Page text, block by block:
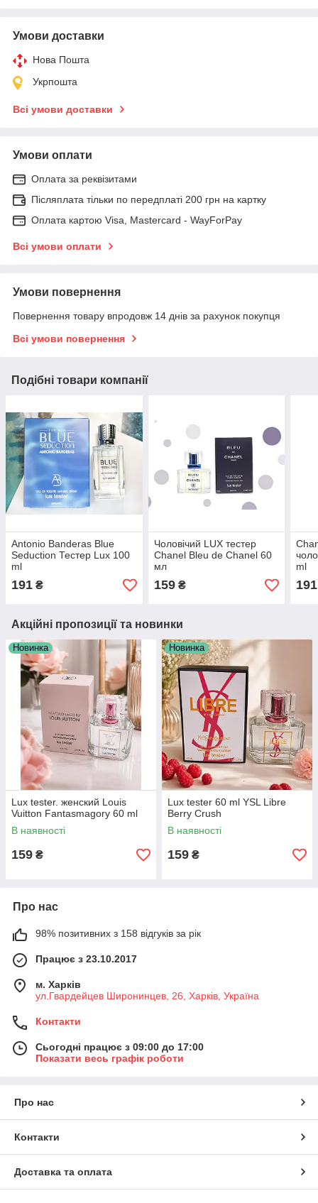
Умови доставки
Нова Пошта
Укрпошта
Всі умови доставки
Умови оплати
Оплата за реквізитами
Післяплата тільки по передплаті 200 грн на картку
Оплата картою Visa, Mastercard - WayForPay
Всі умови оплати
Умови повернення
Повернення товару впродовж 14 днів за рахунок покупця
Всі умови повернення
Подібні товари компанії
Antonio Banderas Blue
Seduction Тестер Lux 100
ml
191 ₴
Чоловічий LUX тестер
Chanel Bleu de Chanel 60
мл
159₴
ml
191
Акційні пропозиції та новинки
Новинка
Lux tester. женский Louis
Vuitton Fantasmagory 60 ml
В наявності
159 ₴
Новинка
Lux tester 60 ml YSL Libre
Berry Crush
В наявності
159 ₴
Про нас
98% позитивних з 158 відгуків за рік
Працює з 23.10.2017
м. Харків
ул.Гвардейцев Широнинцев, 26, Харків, Україна
Контакти
Сьогодні працює з 09:00 до 17:00
Показати весь графік роботи
Про нас
Контакти
Доставка та оплата